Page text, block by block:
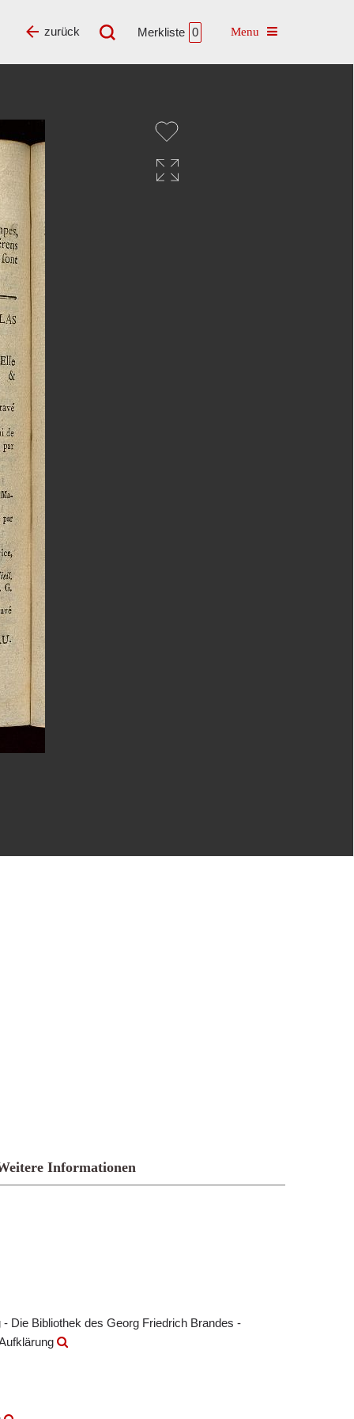
Merkliste 0 Toggle navigation
zurück
Informationen
Die Bibliothek des Georg Friedrich Brandes -